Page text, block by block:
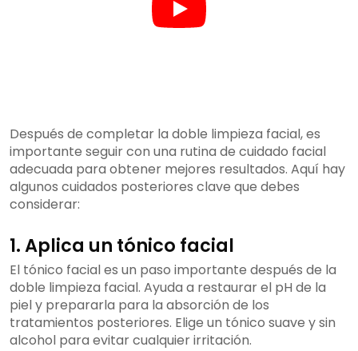
Después de completar la doble limpieza facial, es
importante seguir con una rutina de cuidado facial
adecuada para obtener mejores resultados. Aquí hay
algunos cuidados posteriores clave que debes
considerar:
1. Aplica un tónico facial
El tónico facial es un paso importante después de la
doble limpieza facial. Ayuda a restaurar el pH de la
piel y prepararla para la absorción de los
tratamientos posteriores. Elige un tónico suave y sin
alcohol para evitar cualquier irritación.